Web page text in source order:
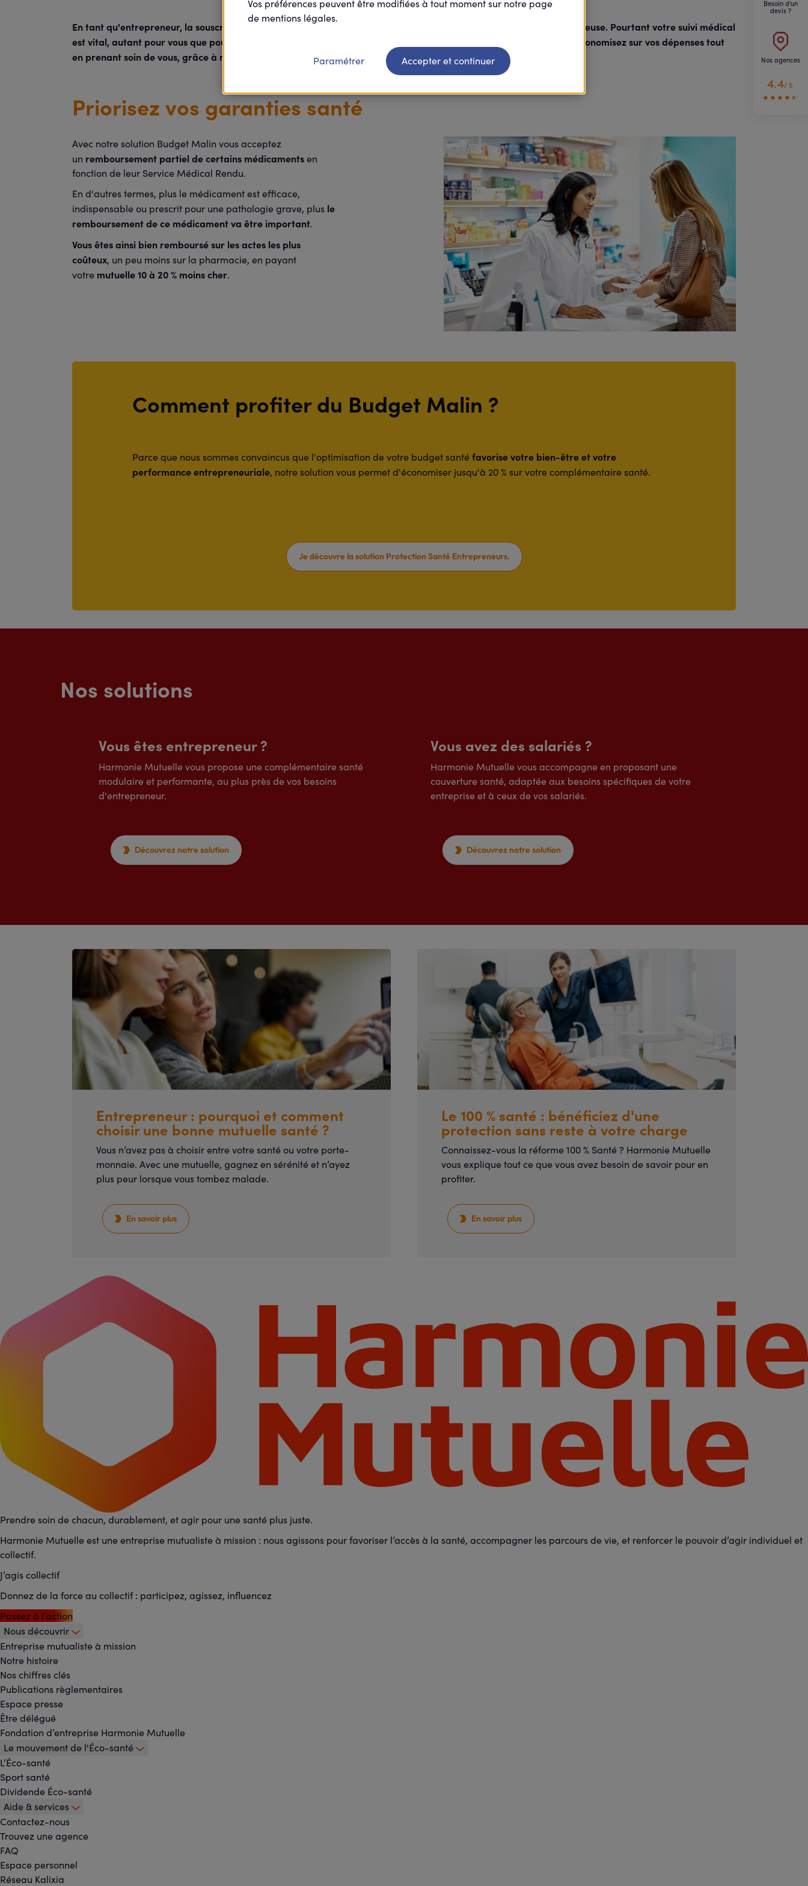
En tant qu'entrepreneur, la souscription d'une complémentaire santé peut vous paraître une dépense annuelle coûteuse. Pourtant votre suivi médical
est vital, autant pour vous que pour la pérennité de votre activité ! Avec Harmonie Mutuelle, payez moins cher et économisez sur vos dépenses tout
en prenant soin de vous, grâce à notre solution "Budget malin".
Priorisez vos garanties santé
Avec notre solution Budget Malin vous acceptez
un remboursement partiel de certains médicamentsen
fonction de leur Service Médical Rendu.
En d'autres termes, plus le médicament est efficace,
indispensable ou prescrit pour une pathologie grave, plus le
remboursement de ce médicament va être important.
Vous êtes ainsi bien remboursé sur les actes les plus
coûteux, un peu moins sur la pharmacie, en payant
votre mutuelle 10 à 20 % moins cher.
Comment profiter du Budget Malin ?
Parce que nous sommes convaincus que l'optimisation de votre budget santéfavorise votre bien-être et votre
performance entrepreneuriale, notre solution vous permet d'économiser jusqu'à 20 % sur votre complémentaire santé.
Je découvre la solution Protection Santé Entrepreneurs.
Nos solutions
Vous êtes entrepreneur ?
Harmonie Mutuelle vous propose une complémentaire santé
modulaire et performante, au plus près de vos besoins
d'entrepreneur.
 Découvrez notre solution
Vous avez des salariés ?
Harmonie Mutuelle vous accompagne en proposant une
couverture santé, adaptée aux besoins spécifiques de votre
entreprise et à ceux de vos salariés.
 Découvrez notre solution
Entrepreneur : pourquoi et comment
choisir une bonne mutuelle santé ?
Vous n’avez pas à choisir entre votre santé ou votre porte-
monnaie. Avec une mutuelle, gagnez en sérénité et n’ayez
plus peur lorsque vous tombez malade.
 En savoir plus
Le 100 % santé : bénéficiez d'une
protection sans reste à votre charge
Connaissez-vous la réforme 100 % Santé ? Harmonie Mutuelle
vous explique tout ce que vous avez besoin de savoir pour en
profiter.
 En savoir plus
Besoin d'un
devis ?
Nos agences
4.4/5
Prendre soin de chacun, durablement, et agir pour une santé plus juste.
Harmonie Mutuelle est une entreprise mutualiste à mission : nous agissons pour favoriser l’accès à la santé, accompagner les parcours de vie, et renforcer le pouvoir d’agir individuel et
collectif.
J’agis collectif
Donnez de la force au collectif : participez, agissez, influencez
Passez à l’action
Footer
-
Menu
principal
Nous découvrir
Entreprise mutualiste à mission
Notre histoire
Nos chiffres clés
Publications règlementaires
Espace presse
Être délégué
Fondation d’entreprise Harmonie Mutuelle
Le mouvement de l'Éco-santé
L’Éco-santé
Sport santé
Dividende Éco-santé
Aide & services
Contactez-nous
Trouvez une agence
FAQ
Espace personnel
Réseau Kalixia
Vos préférences peuvent être modifiées à tout moment sur notre page
de mentions légales.
Paramétrer Accepter et continuer